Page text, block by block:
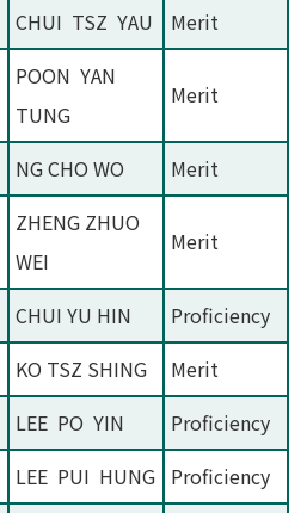
CHUI TSZ YAU Merit
POON YAN
TUNG
Merit
NG CHO WO Merit
ZHENG ZHUO
WEI
Merit
CHUI YU HIN
Proficiency
KO TSZ SHING
Merit
LEE PO YIN
Proficiency
LEE PUI HUNG Proficiency